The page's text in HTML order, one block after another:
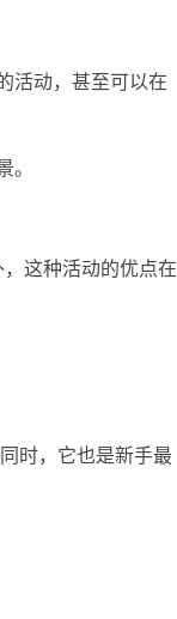
活动，甚至可以在
。
这种活动的优点在
时，它也是新手最